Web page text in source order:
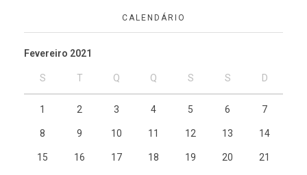
CALENDÁRIO
Fevereiro 2021
S T Q Q S S D
1 2 3 4 5 6 7
8 9 10 11 12 13 14
15 16 17 18 19 20 21